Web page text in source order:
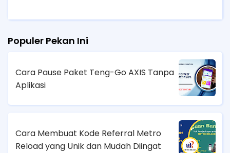
Populer Pekan Ini
Cara Pause Paket Teng-Go AXIS Tanpa
Aplikasi
Cara Membuat Kode Referral Metro
Reload yang Unik dan Mudah Diingat